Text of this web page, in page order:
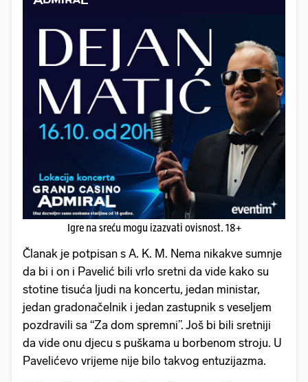
Igre na sreću mogu izazvati ovisnost. 18+
Članak je potpisan s A. K. M. Nema nikakve sumnje
da bi i on i Pavelić bili vrlo sretni da vide kako su
stotine tisuća ljudi na koncertu, jedan ministar,
jedan gradonačelnik i jedan zastupnik s veseljem
pozdravili sa “Za dom spremni”. Još bi bili sretniji
da vide onu djecu s puškama u borbenom stroju. U
Pavelićevo vrijeme nije bilo takvog entuzijazma.